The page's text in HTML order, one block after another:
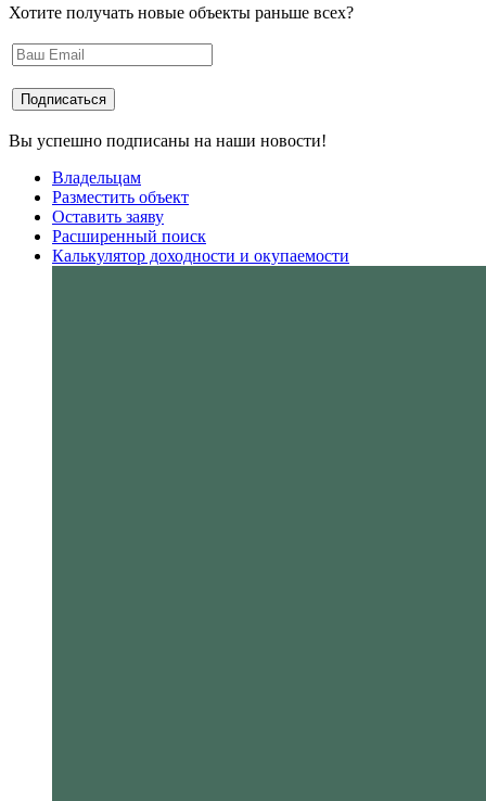
Хотите получать новые объекты раньше всех?
Вы успешно подписаны на наши новости!
Владельцам
Разместить объект
Оставить заяву
Расширенный поиск
Калькулятор доходности и окупаемости